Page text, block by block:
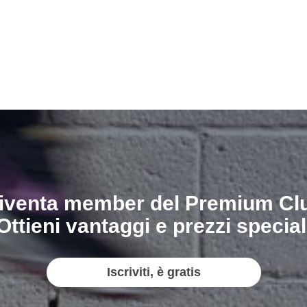
member del Premium
vantaggi e prezzi
Iscriviti, è gratis